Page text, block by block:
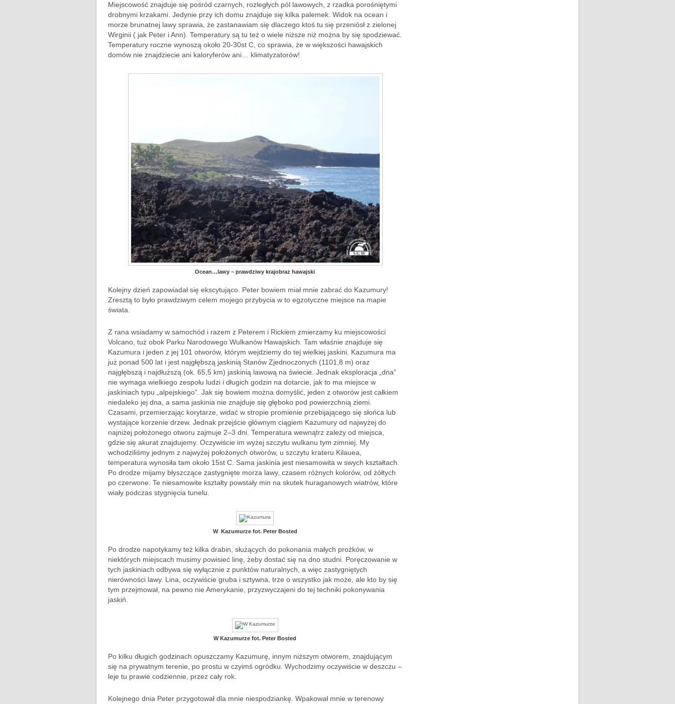
Miejscowość znajduje się pośród czarnych, rozległych pól lawowych, z rzadka porośniętymi
drobnymi krzakami. Jedynie przy ich domu znajduje się kilka palemek. Widok na ocean i
morze brunatnej lawy sprawia, że zastanawiam się dlaczego ktoś tu się przeniósł z zielonej
Wirginii ( jak Peter i Ann). Temperatury są tu też o wiele niższe niż można by się spodziewać.
Temperatury roczne wynoszą około 20-30st C, co sprawia, że w większości hawajskich
domów nie znajdziecie ani kaloryferów ani… klimatyzatorów!
Ocean…lawy – prawdziwy krajobraz hawajski
Kolejny dzień zapowiadał się ekscytująco. Peter bowiem miał mnie zabrać do Kazumury!
Zresztą to było prawdziwym celem mojego przybycia w to egzotyczne miejsce na mapie
świata.
Z rana wsiadamy w samochód i razem z Peterem i Rickiem zmierzamy ku miejscowości
Volcano, tuż obok Parku Narodowego Wulkanów Hawajskich. Tam właśnie znajduje się
Kazumura i jeden z jej 101 otworów, którym wejdziemy do tej wielkiej jaskini. Kazumura ma
już ponad 500 lat i jest najgłębszą jaskinią Stanów Zjednoczonych (1101,8 m) oraz
najgłębszą i najdłuższą (ok. 65,5 km) jaskinią lawową na świecie. Jednak eksploracja „dna”
nie wymaga wielkiego zespołu ludzi i długich godzin na dotarcie, jak to ma miejsce w
jaskiniach typu „alpejskiego”. Jak się bowiem można domyślić, jeden z otworów jest całkiem
niedaleko jej dna, a sama jaskinia nie znajduje się głęboko pod powierzchnią ziemi.
Czasami, przemierzając korytarze, widać w stropie promienie przebijającego się słońca lub
wystające korzenie drzew. Jednak przejście głównym ciągiem Kazumury od najwyżej do
najniżej położonego otworu zajmuje 2–3 dni. Temperatura wewnątrz zależy od miejsca,
gdzie się akurat znajdujemy. Oczywiście im wyżej szczytu wulkanu tym zimniej. My
wchodziliśmy jednym z najwyżej położonych otworów, u szczytu krateru Kilauea,
temperatura wynosiła tam około 15st C. Sama jaskinia jest niesamowita w swych kształtach.
Po drodze mijamy błyszczące zastygnięte morza lawy, czasem różnych kolorów, od żółtych
po czerwone. Te niesamowite kształty powstały min na skutek huraganowych wiatrów, które
wiały podczas stygnięcia tunelu.
W Kazumurze fot. Peter Bosted
Po drodze napotykamy też kilka drabin, służących do pokonania małych prożków, w
niektórych miejscach musimy powisieć linę, żeby dostać się na dno studni. Poręczowanie w
tych jaskiniach odbywa się wyłącznie z punktów naturalnych, a więc zastygniętych
nierówności lawy. Lina, oczywiście gruba i sztywna, trze o wszystko jak może, ale kto by się
tym przejmował, na pewno nie Amerykanie, przyzwyczajeni do tej techniki pokonywania
jaskiń.
W Kazumurze fot. Peter Bosted
Po kilku długich godzinach opuszczamy Kazumurę, innym niższym otworem, znajdującym
się na prywatnym terenie, po prostu w czyimś ogródku. Wychodzimy oczywiście w deszczu –
leje tu prawie codziennie, przez cały rok.
Kolejnego dnia Peter przygotował dla mnie niespodziankę. Wpakował mnie w terenowy